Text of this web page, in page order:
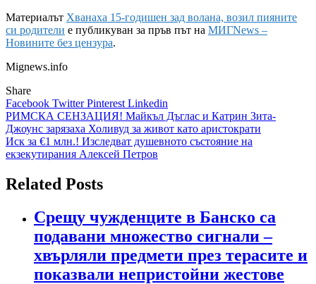
Материалът Хванаха 15-годишен зад волана, возил пияните
си родители е публикуван за пръв път на МИГNews –
Новините без цензура.
Mignews.info
Share
Facebook TwitterPinterest Linkedin
Навигация
РИМСКА СЕНЗАЦИЯ! Майкъл Дъглас и Катрин Зита-
Джоунс зарязаха Холивуд за живот като аристократи
Иск за €1 млн.! Изследват душевното състояние на
екзекутирания Алексей Петров
Related Posts
Срещу чужденците в Банско са
подавани множество сигнали –
хвърляли предмети през терасите и
показвали непристойни жестове